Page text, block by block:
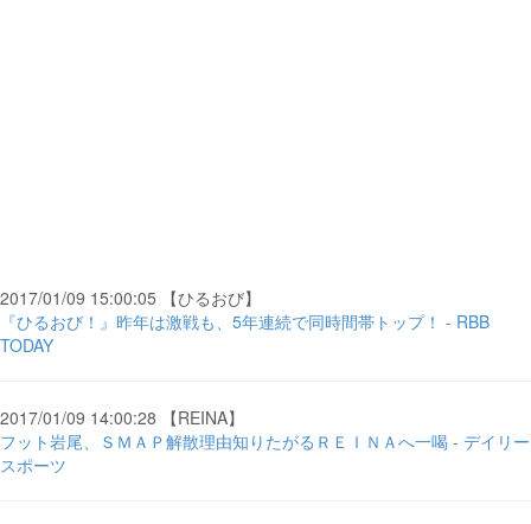
2017/01/09 15:00:05 【ひるおび】
『ひるおび！』昨年は激戦も、5年連続で同時間帯トップ！ - RBB
TODAY
2017/01/09 14:00:28 【REINA】
フット岩尾、ＳＭＡＰ解散理由知りたがるＲＥＩＮＡへ一喝 - デイリー
スポーツ